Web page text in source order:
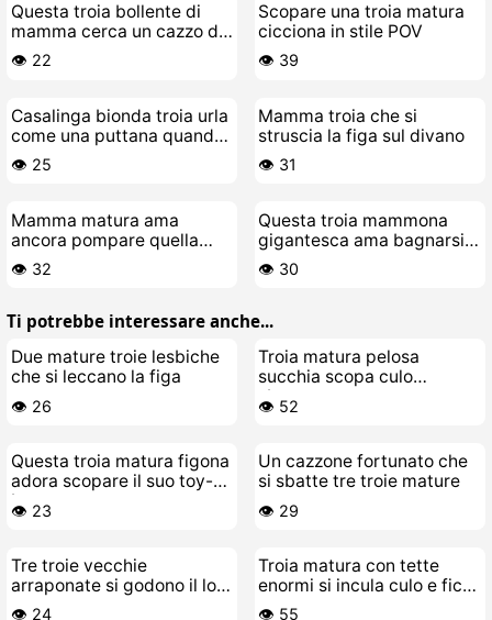
Questa troia bollente di
mamma cerca un cazzo da
scopare
👁️ 22
Scopare una troia matura
cicciona in stile POV
👁️ 39
Casalinga bionda troia urla
come una puttana quando
sborra
👁️ 25
Mamma troia che si
struscia la figa sul divano
👁️ 31
Mamma matura ama
ancora pompare quella
figa
👁️ 32
Questa troia mammona
gigantesca ama bagnarsi
da sola
👁️ 30
Ti potrebbe interessare anche...
Due mature troie lesbiche
che si leccano la figa
👁️ 26
Troia matura pelosa
succhia scopa culo
sborrata
👁️ 52
Questa troia matura figona
adora scopare il suo toy-
boy cazzaro
👁️ 23
Un cazzone fortunato che
si sbatte tre troie mature
👁️ 29
Tre troie vecchie
arraponate si godono il loro
cazzetto giovane
👁️ 24
Troia matura con tette
enormi si incula culo e fica
insieme
👁️ 55